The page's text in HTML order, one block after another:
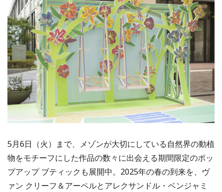
5月6日（火）まで、メゾンが大切にしている自然界の動植
物をモチーフにした作品の数々に出会える期間限定のポッ
プアップ ブティックも展開中。2025年の春の到来を、ヴ
ァン クリーフ＆アーペルとアレクサンドル・ベンジャミ